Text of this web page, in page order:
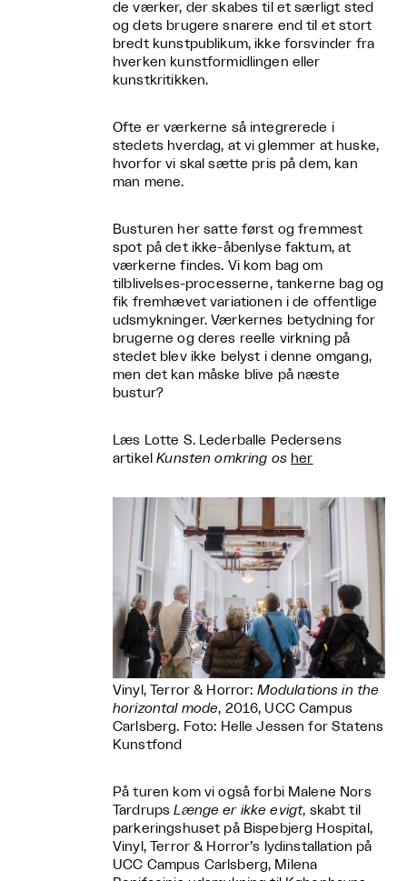
de værker, der skabes til et særligt sted
og dets brugere snarere end til et stort
bredt kunstpublikum, ikke forsvinder fra
hverken kunstformidlingen eller
kunstkritikken.
Ofte er værkerne så integrerede i
stedets hverdag, at vi glemmer at huske,
hvorfor vi skal sætte pris på dem, kan
man mene.
Busturen her satte først og fremmest
spot på det ikke-åbenlyse faktum, at
værkerne findes. Vi kom bag om
tilblivelses-processerne, tankerne bag og
fik fremhævet variationen i de offentlige
udsmykninger. Værkernes betydning for
brugerne og deres reelle virkning på
stedet blev ikke belyst i denne omgang,
men det kan måske blive på næste
bustur?
Læs Lotte S. Lederballe Pedersens
artikelKunsten omkring os her
Vinyl, Terror & Horror: Modulations in the
horizontal mode, 2016, UCC Campus
Carlsberg. Foto: Helle Jessen for Statens
Kunstfond
På turen kom vi også forbi Malene Nors
TardrupsLænge er ikke evigt, skabt til
parkeringshuset på Bispebjerg Hospital,
Vinyl, Terror & Horror’s lydinstallation på
UCC Campus Carlsberg, Milena